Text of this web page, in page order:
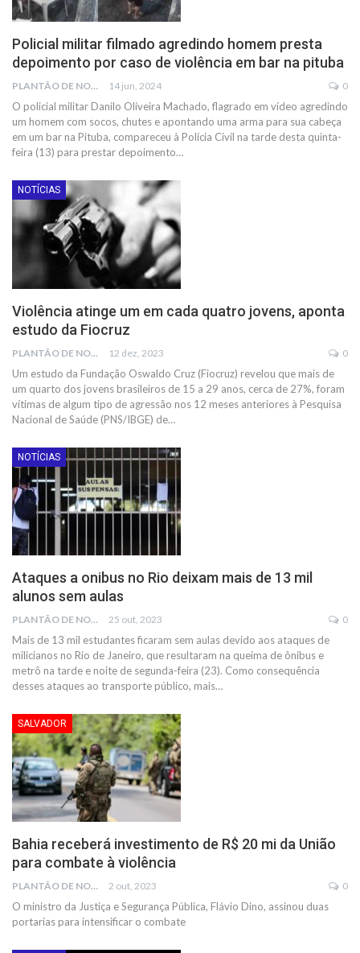
Policial militar filmado agredindo homem presta
depoimento por caso de violência em bar na pituba
PLANTÃO DE NOTÍCIAS 14 jun, 2024 0
O policial militar Danilo Oliveira Machado, flagrado em vídeo agredindo
um homem com socos, chutes e apontando uma arma para sua cabeça
em um bar na Pituba, compareceu à Polícia Civil na tarde desta quinta-
feira (13) para prestar depoimento…
NOTÍCIAS
Violência atinge um em cada quatro jovens, aponta
estudo da Fiocruz
PLANTÃO DE NOTÍCIAS 12 dez, 2023 0
Um estudo da Fundação Oswaldo Cruz (Fiocruz) revelou que mais de
um quarto dos jovens brasileiros de 15 a 29 anos, cerca de 27%, foram
vítimas de algum tipo de agressão nos 12 meses anteriores à Pesquisa
Nacional de Saúde (PNS/IBGE) de…
NOTÍCIAS
Ataques a onibus no Rio deixam mais de 13 mil
alunos sem aulas
PLANTÃO DE NOTÍCIAS 25 out, 2023 0
Mais de 13 mil estudantes ficaram sem aulas devido aos ataques de
milicianos no Rio de Janeiro, que resultaram na queima de ônibus e
metrô na tarde e noite de segunda-feira (23). Como consequência
desses ataques ao transporte público, mais…
SALVADOR
Bahia receberá investimento de R$ 20 mi da União
para combate à violência
PLANTÃO DE NOTÍCIAS 2 out, 2023 0
O ministro da Justiça e Segurança Pública, Flávio Dino, assinou duas
portarias para intensificar o combate